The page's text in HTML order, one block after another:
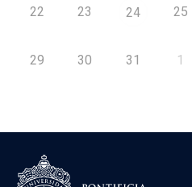
22 23 24 25
29 30 31 1